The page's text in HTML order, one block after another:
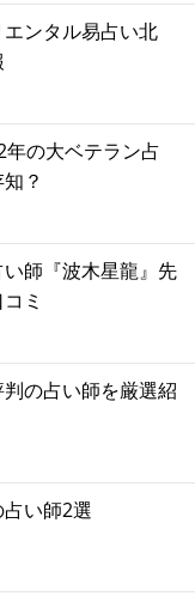
ンタル易占い北
年の大ベテラン占
？
師『波木星龍』先
ミ
の占い師を厳選紹
い師2選